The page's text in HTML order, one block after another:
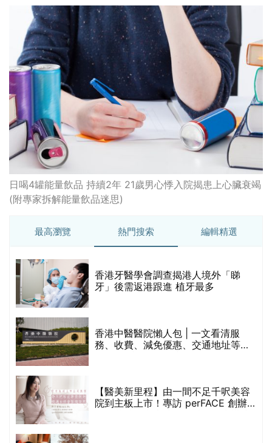
日喝4罐能量飲品 持續2年 21歲男心悸入院揭患上心臟衰竭
(附專家拆解能量飲品迷思)
最高瀏覽 熱門搜索 編輯精選
香港牙醫學會調查揭港人境外「睇
牙」後需返港跟進 植牙最多
香港中醫醫院懶人包 | 一文看清服
務、收費、減免優惠、交通地址等
【醫美新里程】由一間不足千呎美容
院到主板上市！專訪 perFACE 創辦